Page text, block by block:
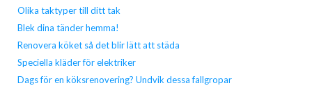
Olika taktyper till ditt tak
Blek dina tänder hemma!
Renovera köket så det blir lätt att städa
Speciella kläder för elektriker
Dags för en köksrenovering? Undvik dessa fallgropar